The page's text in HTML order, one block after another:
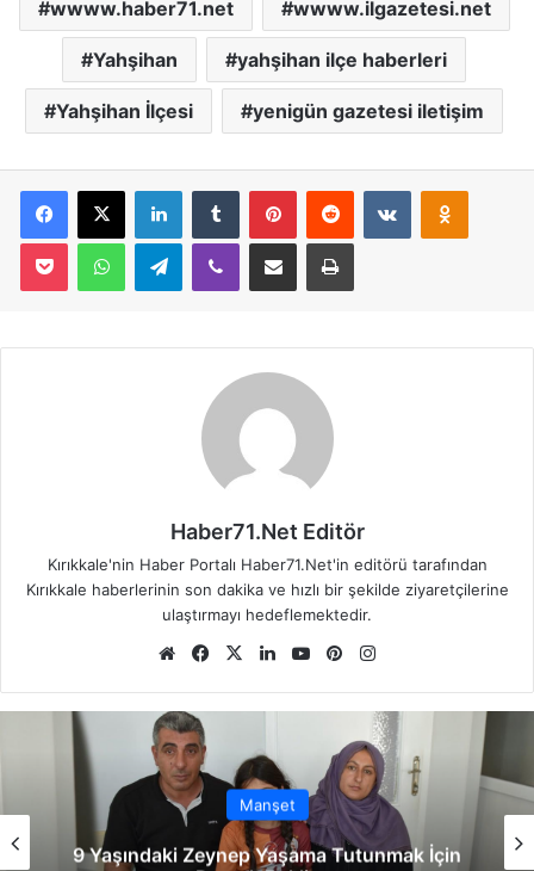
wwww.haber71.net wwww.ilgazetesi.net
Yahşihan yahşihan ilçe haberleri
Yahşihan İlçesi yenigün gazetesi iletişim
Telegram
Haber71.Net Editör
Kırıkkale'nin Haber Portalı Haber71.Net'in editörü tarafından
Kırıkkale haberlerinin son dakika ve hızlı bir şekilde ziyaretçilerine
ulaştırmayı hedeflemektedir.
We
sit
esi
Fa
bo
X
Lin
dIn
Yo
ub
Pin
est ra
m
Manşet
9 Yaşındaki Zeynep Yaşama Tutunmak İçin